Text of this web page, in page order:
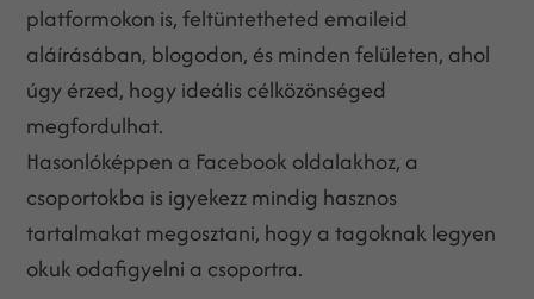
platformokon is, feltüntetheted emaileid
aláírásában, blogodon, és minden felületen, ahol
úgy érzed, hogy ideális célközönséged
megfordulhat.
Hasonlóképpen a Facebook oldalakhoz, a
csoportokba is igyekezz mindig hasznos
tartalmakat megosztani, hogy a tagoknak legyen
okuk odafigyelni a csoportra.